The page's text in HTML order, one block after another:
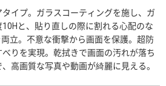
イプ。ガラスコーティングを施し、ガ
と、貼り直しの際に割れる心配のな
立。不意な衝撃から画面を保護。超防
りを実現。乾拭きで画面の汚れが落ち
高画質な写真や動画が綺麗に見える。